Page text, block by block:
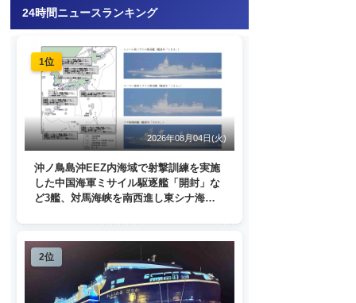
24時間ニュースランキング
1位
2026年08月04日(火)
沖ノ鳥島沖EEZ内海域で射撃訓練を実施
した中国海軍ミサイル駆逐艦「開封」な
ど3艦、対馬海峡を南西進し東シナ海
2位